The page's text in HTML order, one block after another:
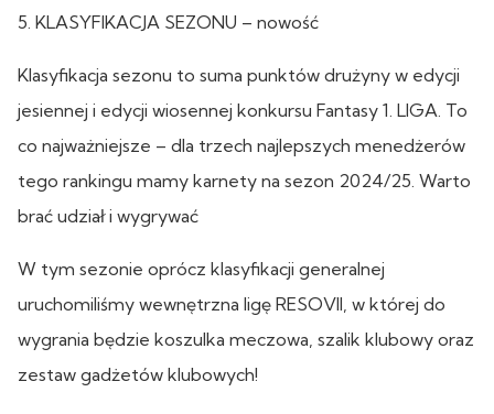
5. KLASYFIKACJA SEZONU – nowość
Klasyfikacja sezonu to suma punktów drużyny w edycji
jesiennej i edycji wiosennej konkursu Fantasy 1. LIGA. To
co najważniejsze – dla trzech najlepszych menedżerów
tego rankingu mamy karnety na sezon 2024/25. Warto
brać udział i wygrywać
W tym sezonie oprócz klasyfikacji generalnej
uruchomiliśmy wewnętrzna ligę RESOVII, w której do
wygrania będzie koszulka meczowa, szalik klubowy oraz
zestaw gadżetów klubowych!